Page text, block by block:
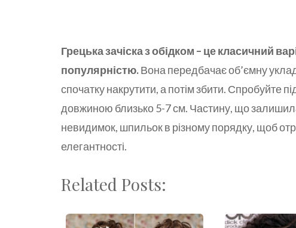
Грецька зачіска з обідком – це класичний
популярністю.Вона передбачає об’ємну
спочатку накрутити, а потім збити. Спробуйте
довжиною близько 5-7 см. Частину, що
невидимок, шпильок в різному порядку, щоб
елегантності.
Related Posts: